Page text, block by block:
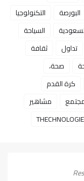
البورصة
التكنولوجيا
السياحة
تداول
ثقافة
صحة،
كرة القدم
مشاهير
THECHNOLOGIE